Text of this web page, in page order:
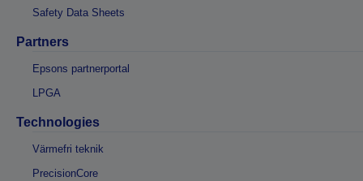
Safety Data Sheets
Partners
Epsons partnerportal
LPGA
Technologies
Värmefri teknik
PrecisionCore